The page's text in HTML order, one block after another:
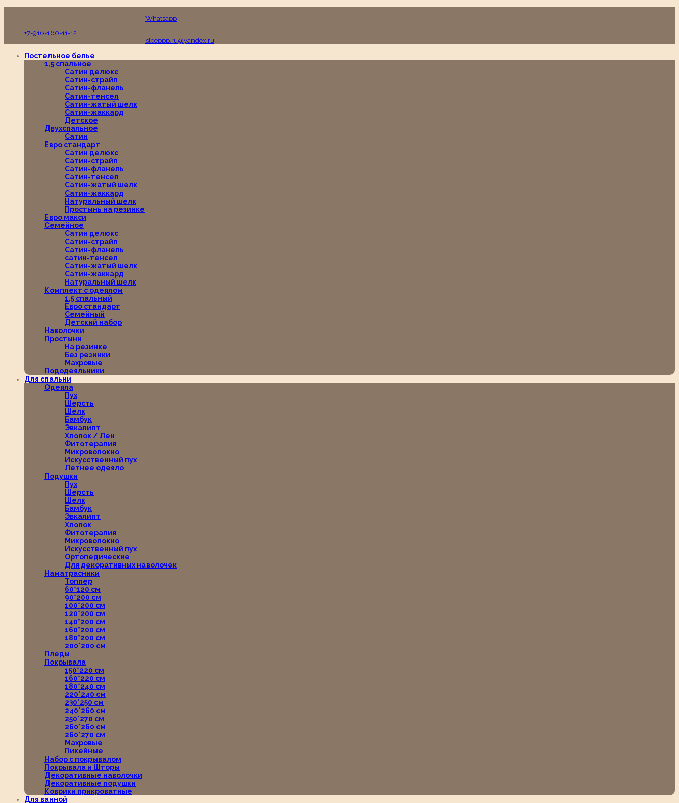
Whatsapp
+7-916-160-11-12
sleeppp.ru@yandex.ru
Постельное белье
1,5 спальное
Сатин делюкс
Сатин-страйп
Сатин-фланель
Сатин-тенсел
Сатин-жатый шелк
Сатин-жаккард
Детское
Двухспальное
Сатин
Евро стандарт
Сатин делюкс
Сатин-страйп
Сатин-фланель
Сатин-тенсел
Сатин-жатый шелк
Сатин-жаккард
Натуральный шелк
Простынь на резинке
Евро макси
Семейное
Сатин делюкс
Сатин-страйп
Сатин-фланель
сатин-тенсел
Сатин-жатый шелк
Сатин-жаккард
Натуральный шелк
Комплект с одеялом
1,5 спальный
Евро стандарт
Семейный
Детский набор
Наволочки
Простыни
На резинке
Без резинки
Махровые
Пододеяльники
Для спальни
Одеяла
Пух
Шерсть
Шелк
Бамбук
Эвкалипт
Хлопок / Лен
Фитотерапия
Микроволокно
Искусственный пух
Летнее одеяло
Подушки
Пух
Шерсть
Шелк
Бамбук
Эвкалипт
Хлопок
Фитотерапия
Микроволокно
Искусственный пух
Ортопедические
Для декоративных наволочек
Наматрасники
Топпер
60*120 см
90*200 см
100*200 см
120*200 см
140*200 см
160*200 см
180*200 см
200*200 см
Пледы
Покрывала
150*220 см
160*220 см
180*240 см
220*240 см
230*250 см
240*260 см
250*270 см
260*260 см
260*270 см
Махровые
Пикейные
Набор с покрывалом
Покрывала и Шторы
Декоративные наволочки
Декоративные подушки
Коврики прикроватные
Для ванной